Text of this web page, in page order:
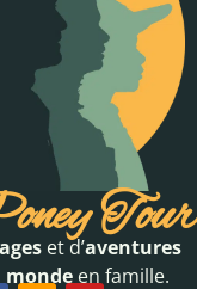
Tour
et d’aventures
en famille.